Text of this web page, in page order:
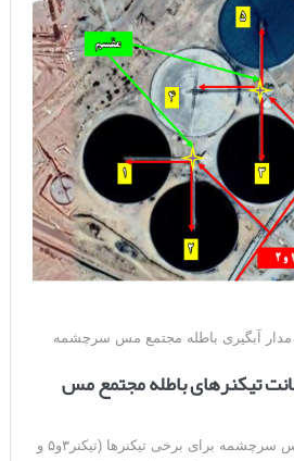
تیکنرهای باطله مجتمع مس
از پنج تیکنر باطله مجتمع مس سرچشمه برای برخی تیکنرها (تیکنر۳و۵ و